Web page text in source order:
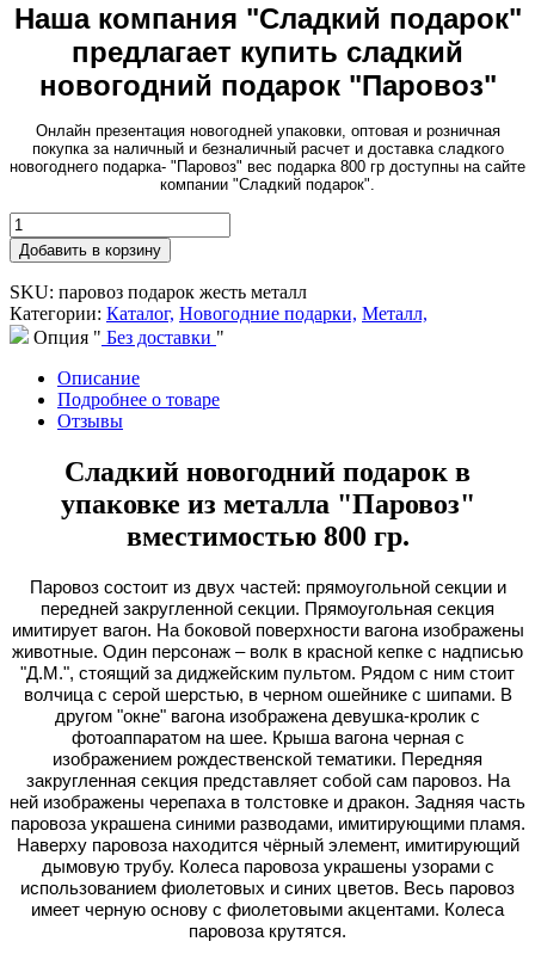
Наша компания "Сладкий подарок"
предлагает купить сладкий
новогодний подарок "Паровоз"
Онлайн презентация новогодней упаковки, оптовая и розничная
покупка за наличный и безналичный расчет и доставка сладкого
новогоднего подарка- "Паровоз" вес подарка 800 гр доступны на сайте
компании "Сладкий подарок".
Добавить в корзину
SKU: паровоз подарок жесть металл
Категории: Каталог, Новогодние подарки, Металл,
Опция " Без доставки "
Описание
Подробнее о товаре
Отзывы
Сладкий новогодний подарок в
упаковке из металла "Паровоз"
вместимостью 800 гр.
Паровоз состоит из двух частей: прямоугольной секции и
передней закругленной секции. Прямоугольная секция
имитирует вагон. На боковой поверхности вагона изображены
животные. Один персонаж – волк в красной кепке с надписью
"Д.М.", стоящий за диджейским пультом. Рядом с ним стоит
волчица с серой шерстью, в черном ошейнике с шипами. В
другом "окне" вагона изображена девушка-кролик с
фотоаппаратом на шее. Крыша вагона черная с
изображением рождественской тематики. Передняя
закругленная секция представляет собой сам паровоз. На
ней изображены черепаха в толстовке и дракон. Задняя часть
паровоза украшена синими разводами, имитирующими пламя.
Наверху паровоза находится чёрный элемент, имитирующий
дымовую трубу. Колеса паровоза украшены узорами с
использованием фиолетовых и синих цветов. Весь паровоз
имеет черную основу с фиолетовыми акцентами. Колеса
паровоза крутятся.